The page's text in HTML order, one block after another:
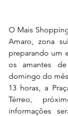
O Mais
Amaro, zona
preparando um
os amantes
domingo do
13 horas, a
Térreo,
informações